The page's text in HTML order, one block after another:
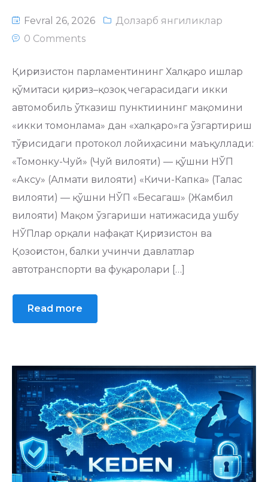
Fevral 26, 2026
Долзарб янгиликлар
0 Comments
Қирғизистон парламентининг Халқаро ишлар
қўмитаси қирғиз–қозоқ чегарасидаги икки
автомобиль ўтказиш пунктиининг мақомини
«икки томонлама» дан «халқаро»га ўзгартириш
тўғрисидаги протокол лойиҳасини маъқуллади:
«Томонку-Чуй» (Чуй вилояти) — қўшни НЎП
«Аксу» (Алмати вилояти) «Кичи-Капка» (Талас
вилояти) — қўшни НЎП «Бесагаш» (Жамбил
вилояти) Мақом ўзгариши натижасида ушбу
НЎПлар орқали нафақат Қирғизистон ва
Қозоғистон, балки учинчи давлатлар
автотранспорти ва фуқаролари […]
Read more